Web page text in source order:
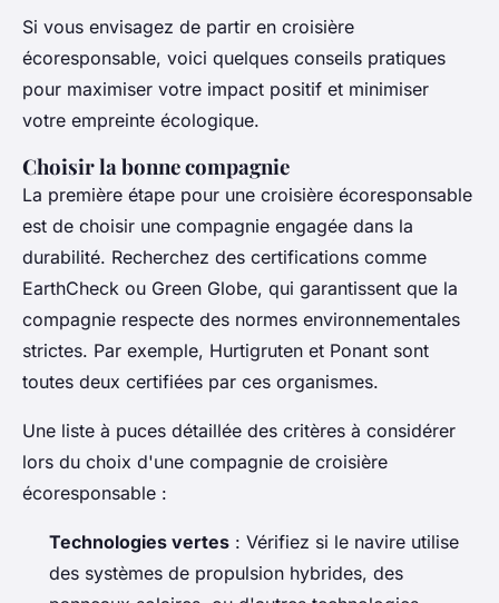
Si vous envisagez de partir en croisière
écoresponsable, voici quelques conseils pratiques
pour maximiser votre impact positif et minimiser
votre empreinte écologique.
Choisir la bonne compagnie
La première étape pour une croisière écoresponsable
est de choisir une compagnie engagée dans la
durabilité. Recherchez des certifications comme
EarthCheck ou Green Globe, qui garantissent que la
compagnie respecte des normes environnementales
strictes. Par exemple, Hurtigruten et Ponant sont
toutes deux certifiées par ces organismes.
Une liste à puces détaillée des critères à considérer
lors du choix d'une compagnie de croisière
écoresponsable :
Technologies vertes : Vérifiez si le navire utilise
des systèmes de propulsion hybrides, des